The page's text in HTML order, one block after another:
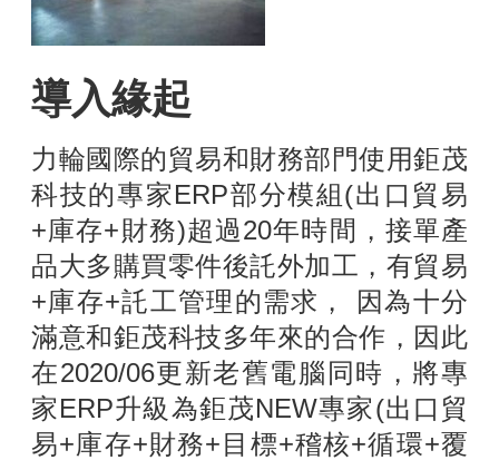
導入緣起
力輪國際的貿易和財務部門使用鉅茂
科技的專家ERP部分模組(出口貿易
+庫存+財務)超過20年時間，接單產
品大多購買零件後託外加工，有貿易
+庫存+託工管理的需求， 因為十分
滿意和鉅茂科技多年來的合作，因此
在2020/06更新老舊電腦同時，將專
家ERP升級為鉅茂NEW專家(出口貿
易+庫存+財務+目標+稽核+循環+覆